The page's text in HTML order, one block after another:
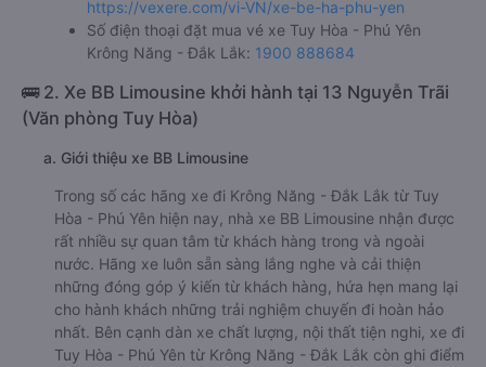
https://vexere.com/vi-VN/xe-be-ha-phu-yen
Số điện thoại đặt mua vé xe Tuy Hòa - Phú Yên
Krông Năng - Đắk Lắk: 1900 888684
🚌 2. Xe BB Limousine khởi hành tại 13 Nguyễn Trãi
(Văn phòng Tuy Hòa)
a. Giới thiệu xe BB Limousine
Trong số các hãng xe đi Krông Năng - Đắk Lắk từ Tuy
Hòa - Phú Yên hiện nay, nhà xe BB Limousine nhận được
rất nhiều sự quan tâm từ khách hàng trong và ngoài
nước. Hãng xe luôn sẵn sàng lắng nghe và cải thiện
những đóng góp ý kiến từ khách hàng, hứa hẹn mang lại
cho hành khách những trải nghiệm chuyến đi hoàn hảo
nhất. Bên cạnh dàn xe chất lượng, nội thất tiện nghi, xe đi
Tuy Hòa - Phú Yên từ Krông Năng - Đắk Lắk còn ghi điểm